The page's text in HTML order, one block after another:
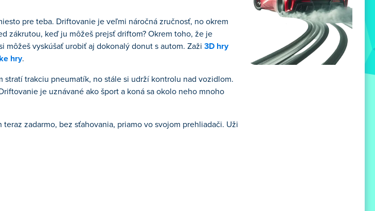
pre teba. Driftovanie je veľmi náročná zručnosť, no okrem
zákrutou, keď ju môžeš prejsť driftom? Okrem toho, že je
vyskúšať urobiť aj dokonalý donut s autom. Zaži 3D hry
hry.
trakciu pneumatík, no stále si udrží kontrolu nad vozidlom.
je uznávané ako šport a koná sa okolo neho mnoho
zadarmo, bez sťahovania, priamo vo svojom prehliadači. Uži